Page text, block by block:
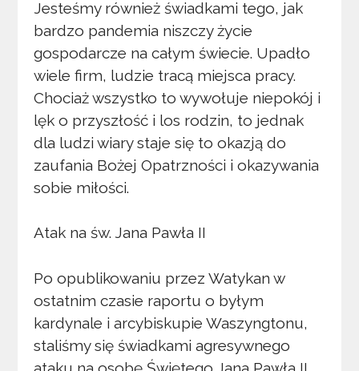
Jesteśmy również świadkami tego, jak
bardzo pandemia niszczy życie
gospodarcze na całym świecie. Upadło
wiele firm, ludzie tracą miejsca pracy.
Chociaż wszystko to wywołuje niepokój i
lęk o przyszłość i los rodzin, to jednak
dla ludzi wiary staje się to okazją do
zaufania Bożej Opatrzności i okazywania
sobie miłości.
Atak na św. Jana Pawła II
Po opublikowaniu przez Watykan w
ostatnim czasie raportu o byłym
kardynale i arcybiskupie Waszyngtonu,
staliśmy się świadkami agresywnego